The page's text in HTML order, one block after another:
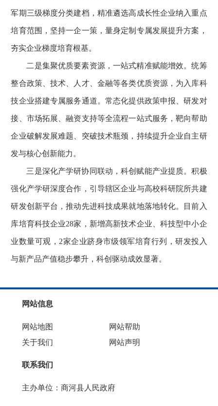
军期三级梯度分类建档，精准遴选高成长性企业纳入重点
培育范围，坚持一企一策，量身定制专属发展提升方案，
夯实企业梯度培育根基。
二是集聚优质要素资源，一站式精准赋能增效。统筹
整合政策、技术、人才、金融等各类优质资源，为入库科
技企业搭建专属服务通道。常态化提供政策申报、研发对
接、市场拓展、融资支持等全流程一站式服务，靶向帮助
企业破解发展难题、突破技术瓶颈，持续提升企业自主研
发与核心创新能力。
三是深化产学研协同联动，科创赋能产业提质。积极
强化产学研深度合作，引导辖区企业与高校科研院所共建
研发创新平台，推动先进科技成果就地落地转化。目前入
库培育科技企业28家，新增高新技术企业、科技型中小企
业数量可观，2家企业跻身市级领军培育行列，研发投入
与新产品产值稳步攀升，科创驱动成效显著。
网站信息
网站地图
网站帮助
关于我们
网站声明
联系我们
主办单位：商河县人民政府